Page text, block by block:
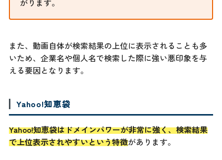
がります。
また、動画自体が検索結果の上位に表示されることも多
いため、企業名や個人名で検索した際に強い悪印象を与
える要因となります。
Yahoo!知恵袋
Yahoo!知恵袋はドメインパワーが非常に強く、検索結果
で上位表示されやすいという特徴があります。